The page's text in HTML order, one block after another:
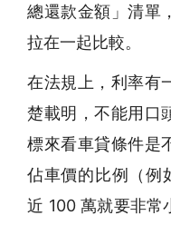
總還款金額」清單
拉在一起比較。
在法規上，利率有
楚載明，不能用口
標來看車貸條件是
佔車價的比例（例
近 100 萬就要非常